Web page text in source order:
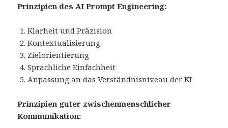
Prinzipien des AI Prompt Engineering:
Klarheit und Präzision
Kontextualisierung
Zielorientierung
Sprachliche Einfachheit
Anpassung an das Verständnisniveau der KI
Prinzipien guter zwischenmenschlicher
Kommunikation: